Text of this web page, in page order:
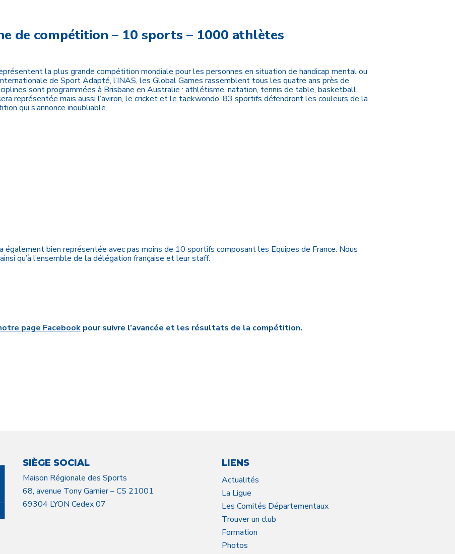
de compétition – 10 sports – 1000 athlètes
la plus grande compétition mondiale pour les personnes en situation de handicap mental ou
de Sport Adapté, l’INAS, les Global Games rassemblent tous les quatre ans près de
sont programmées à Brisbane en Australie : athlétisme, natation, tennis de table, basketball,
représentée mais aussi l’aviron, le cricket et le taekwondo. 83 sportifs défendront les couleurs de la
qui s’annonce inoubliable.
également bien représentée avec pas moins de 10 sportifs composant les Equipes de France. Nous
qu’à l’ensemble de la délégation française et leur staff.
page Facebook pour suivre l’avancée et les résultats de la compétition.
SIÈGE SOCIAL
Maison Régionale des Sports
68, avenue Tony Garnier – CS 21001
69304 LYON Cedex 07
LIENS
Actualités
La Ligue
Les Comités Départementaux
Trouver un club
Formation
Photos